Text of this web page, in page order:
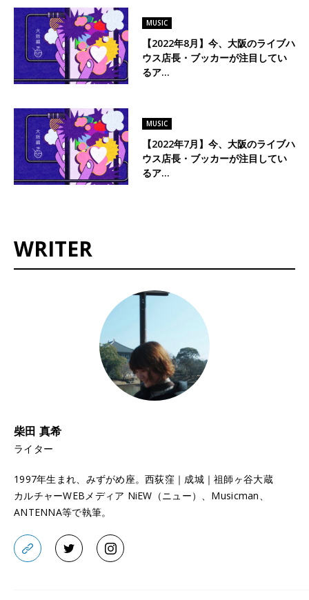
MUSIC
【2022年8月】今、大阪のライブハ
ウス店長・ブッカーが注目してい
るア…
MUSIC
【2022年7月】今、大阪のライブハ
ウス店長・ブッカーが注目してい
るア…
WRITER
柴田 真希
ライター
1997年生まれ、みずがめ座。西荻窪｜成城｜祖師ヶ谷大蔵
カルチャーWEBメディア NiEW（ニュー）、Musicman、
ANTENNA等で執筆。